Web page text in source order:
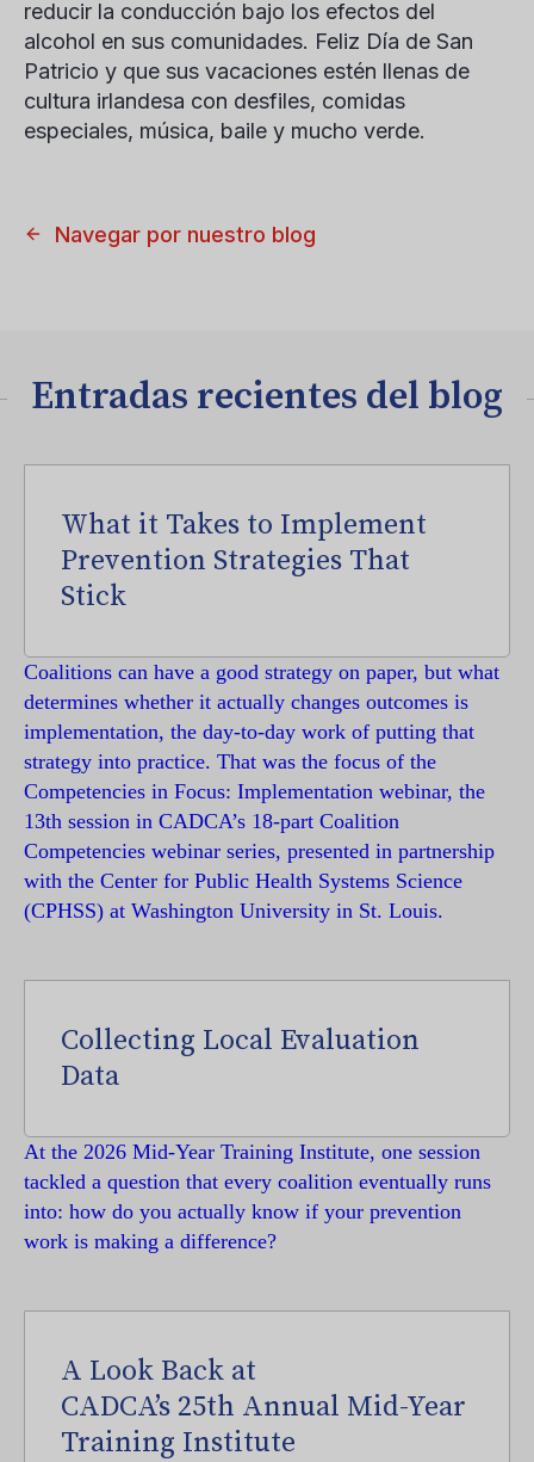
reducir la conducción bajo los efectos del
alcohol en sus comunidades. Feliz Día de San
Patricio y que sus vacaciones estén llenas de
cultura irlandesa con desfiles, comidas
especiales, música, baile y mucho verde.
Navegar por nuestro blog
Entradas recientes del blog
What it Takes to Implement
Prevention Strategies That
Stick
Coalitions can have a good strategy on paper, but what
determines whether it actually changes outcomes is
implementation, the day-to-day work of putting that
strategy into practice. That was the focus of the
Competencies in Focus: Implementation webinar, the
13th session in CADCA’s 18-part Coalition
Competencies webinar series, presented in partnership
with the Center for Public Health Systems Science
(CPHSS) at Washington University in St. Louis.
Collecting Local Evaluation
Data
At the 2026 Mid-Year Training Institute, one session
tackled a question that every coalition eventually runs
into: how do you actually know if your prevention
work is making a difference?
A Look Back at
CADCA’s 25th Annual Mid-Year
Training Institute